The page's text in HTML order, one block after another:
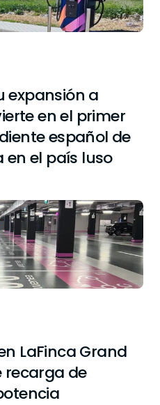
expansión a
en el primer
español de
el país luso
LaFinca Grand
recarga de